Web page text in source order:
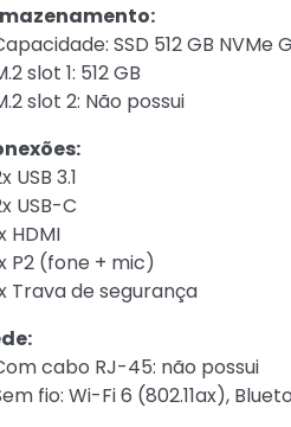
SSD 512 GB NVMe
slot 1: 512 GB
slot 2: Não possui
USB 3.1
USB-C
HDMI
P2 (fone + mic)
Trava de segurança
cabo RJ-45: não possui
fio: Wi-Fi 6 (802.11ax),